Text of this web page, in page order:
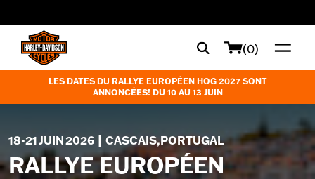
(0)
LES DATES DU RALLYE EUROPÉEN HOG 2027 SONT
ANNONCÉES! DU 10 AU 13 JUIN
18-21 JUIN 2026 | CASCAIS,PORTUGAL
RALLYE EUROPÉEN